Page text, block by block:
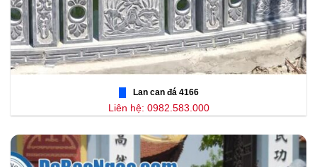
Lan can đá 4166
Liên hệ: 0982.583.000